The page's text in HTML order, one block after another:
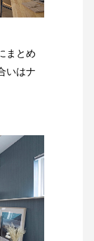
まとめ
いはナ